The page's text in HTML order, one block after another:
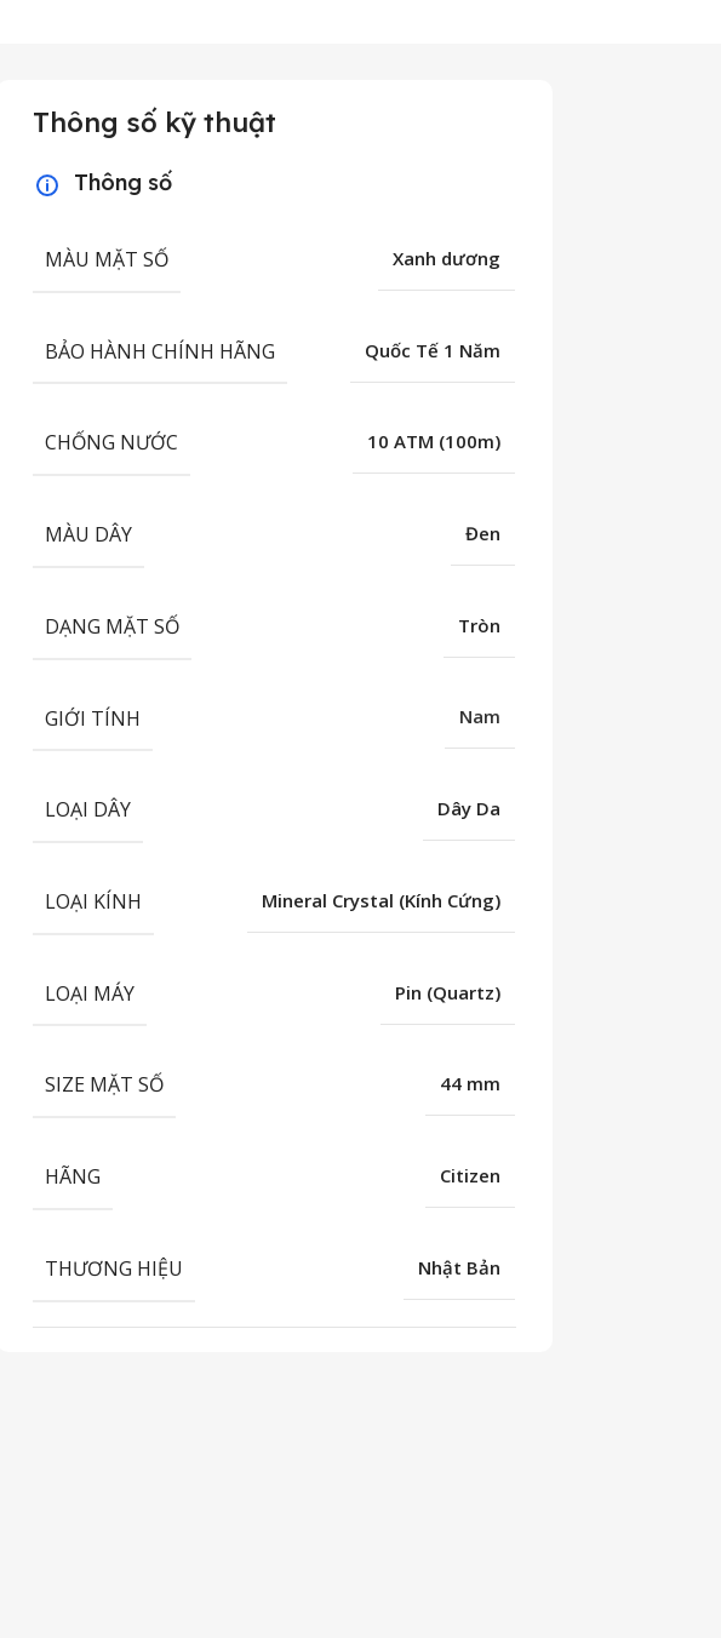
Thông số kỹ thuật
Thông số
MÀU MẶT SỐ Xanh dương
BẢO HÀNH CHÍNH HÃNG Quốc Tế 1 Năm
CHỐNG NƯỚC 10 ATM (100m)
MÀU DÂY Đen
DẠNG MẶT SỐ Tròn
GIỚI TÍNH Nam
LOẠI DÂY Dây Da
LOẠI KÍNH Mineral Crystal (Kính Cứng)
LOẠI MÁY Pin (Quartz)
SIZE MẶT SỐ 44 mm
HÃNG Citizen
THƯƠNG HIỆU Nhật Bản